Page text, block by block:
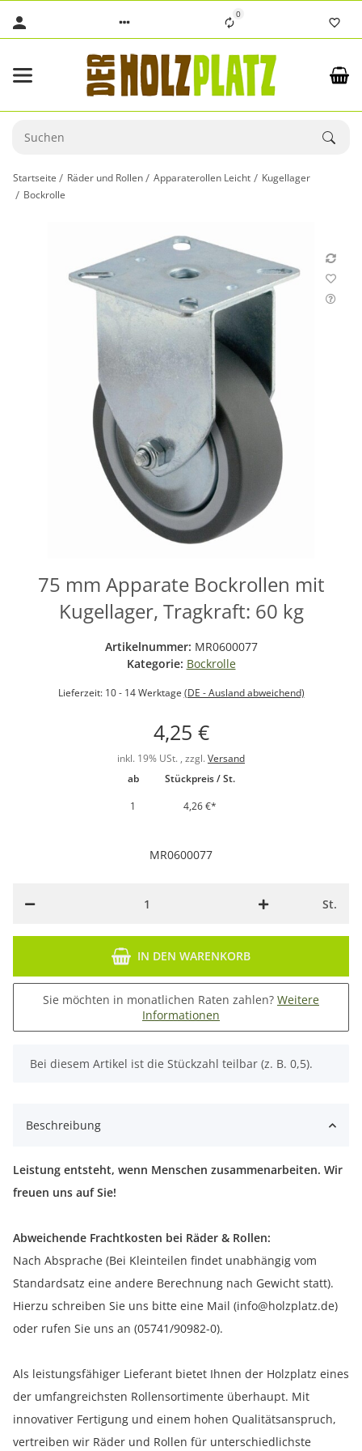
0
Startseite Räder und Rollen Apparaterollen Leicht
Kugellager
Bockrolle
75 mm Apparate Bockrollen mit
Kugellager, Tragkraft: 60 kg
Artikelnummer: MR0600077
Kategorie: Bockrolle
Lieferzeit: 10 - 14 Werktage (DE - Ausland abweichend)
4,25 €
inkl. 19% USt. , zzgl. Versand
ab
Stückpreis / St.
1
4,26 €*
MR0600077
St.
IN DEN WARENKORB
Sie möchten in monatlichen Raten zahlen? Weitere
Informationen
x
Bei diesem Artikel ist die Stückzahl teilbar (z. B. 0,5).
Beschreibung
Leistung entsteht, wenn Menschen zusammenarbeiten. Wir
freuen uns auf Sie!
Abweichende Frachtkosten bei Räder & Rollen:
Nach Absprache (Bei Kleinteilen findet unabhängig vom
Standardsatz eine andere Berechnung nach Gewicht statt).
Hierzu schreiben Sie uns bitte eine Mail (info@holzplatz.de)
oder rufen Sie uns an (05741/90982-0).
Als leistungsfähiger Lieferant bietet Ihnen der Holzplatz eines
der umfangreichsten Rollensortimente überhaupt. Mit
innovativer Fertigung und einem hohen Qualitätsanspruch,
vertreiben wir Räder und Rollen für unterschiedlichste